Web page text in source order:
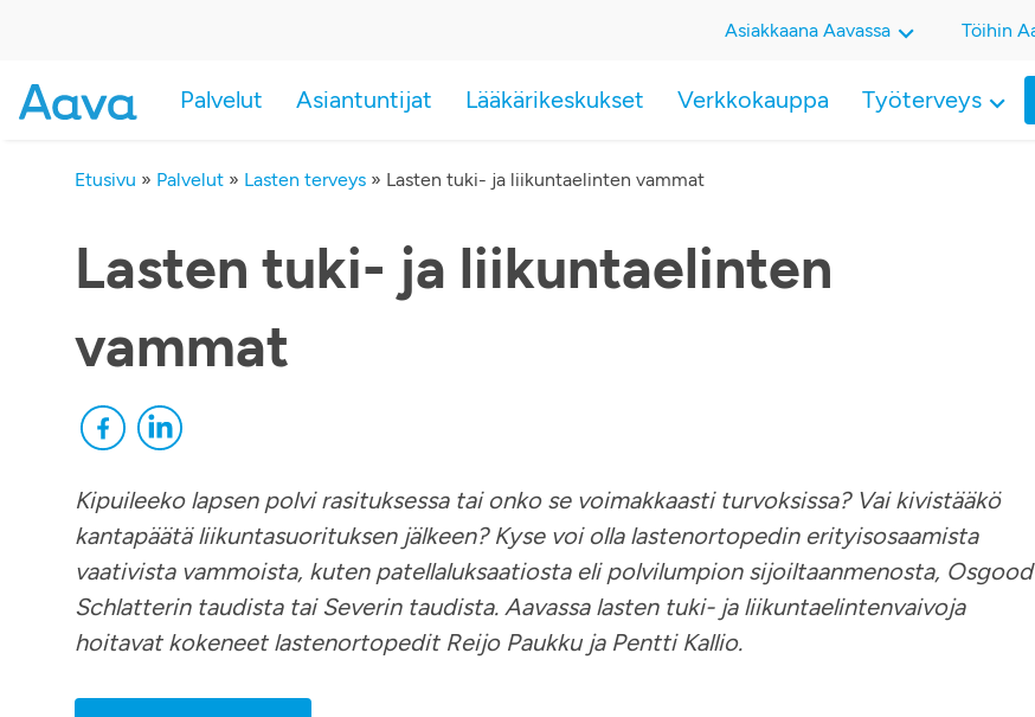
Palvelut Asiantuntijat Lääkärikeskukset Verkkokauppa Työterveys
Asiakkaana Aavassa Töihin
Etusivu » Palvelut » Lasten terveys » Lasten tuki- ja liikuntaelinten vammat
Lasten tuki- ja liikuntaelinten
vammat
Kipuileeko lapsen polvi rasituksessa tai onko se voimakkaasti turvoksissa? Vai kivistääkö
kantapäätä liikuntasuorituksen jälkeen? Kyse voi olla lastenortopedin erityisosaamista
vaativista vammoista, kuten patellaluksaatiosta eli polvilumpion sijoiltaanmenosta,
Schlatterin taudista tai Severin taudista. Aavassa lasten tuki- ja liikuntaelintenvaivoja
hoitavat kokeneet lastenortopedit Reijo Paukku ja Pentti Kallio.